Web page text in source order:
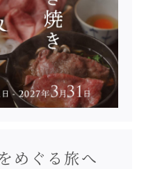
めぐる旅へ